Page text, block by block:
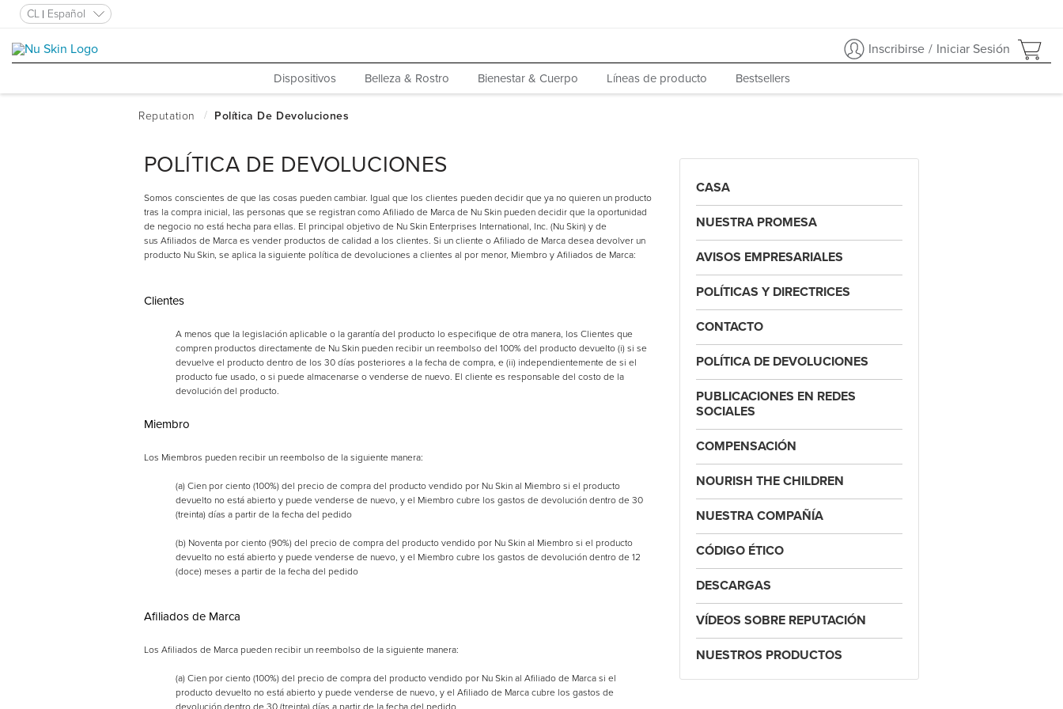
CL Español
Inscribirse / Iniciar Sesión
Dispositivos Belleza & Rostro Bienestar & Cuerpo Líneas de producto Bestsellers
POLÍTICA DE DEVOLUCIONES
Somos conscientes de que las cosas pueden cambiar. Igual que los clientes pueden decidir que ya no quieren un producto
tras la compra inicial, las personas que se registran como Afiliado de Marca de Nu Skin pueden decidir que la oportunidad
de negocio no está hecha para ellas. El principal objetivo de Nu Skin Enterprises International, Inc. (Nu Skin) y de
sus Afiliados de Marca es vender productos de calidad a los clientes. Si un cliente o Afiliado de Marca desea devolver un
producto Nu Skin, se aplica la siguiente política de devoluciones a clientes al por menor, Miembro y Afiliados de Marca:
Clientes
A menos que la legislación aplicable o la garantía del producto lo especifique de otra manera, los Clientes que
compren productos directamente de Nu Skin pueden recibir un reembolso del 100% del producto devuelto (i) si se
devuelve el producto dentro de los 30 días posteriores a la fecha de compra, e (ii) independientemente de si el
producto fue usado, o si puede almacenarse o venderse de nuevo. El cliente es responsable del costo de la
devolución del producto.
Miembro
Los Miembros pueden recibir un reembolso de la siguiente manera:
(a) Cien por ciento (100%) del precio de compra del producto vendido por Nu Skin al Miembro si el producto
devuelto no está abierto y puede venderse de nuevo, y el Miembro cubre los gastos de devolución dentro de 30
(treinta) días a partir de la fecha del pedido
(b) Noventa por ciento (90%) del precio de compra del producto vendido por Nu Skin al Miembro si el producto
devuelto no está abierto y puede venderse de nuevo, y el Miembro cubre los gastos de devolución dentro de 12
(doce) meses a partir de la fecha del pedido
Afiliados de Marca
Los Afiliados de Marca pueden recibir un reembolso de la siguiente manera:
(a) Cien por ciento (100%) del precio de compra del producto vendido por Nu Skin al Afiliado de Marca si el
producto devuelto no está abierto y puede venderse de nuevo, y el Afiliado de Marca cubre los gastos de
devolución dentro de 30 (treinta) días a partir de la fecha del pedido.
CASA
NUESTRA PROMESA
AVISOS EMPRESARIALES
POLÍTICAS Y DIRECTRICES
CONTACTO
POLÍTICA DE DEVOLUCIONES
PUBLICACIONES EN REDES
SOCIALES
COMPENSACIÓN
NOURISH THE CHILDREN
NUESTRA COMPAÑÍA
CÓDIGO ÉTICO
DESCARGAS
VÍDEOS SOBRE REPUTACIÓN
NUESTROS PRODUCTOS